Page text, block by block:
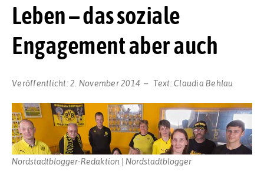
Leben – das soziale
Engagement aber auch
Veröffentlicht:2. November 2014 Text:Claudia Behlau
Nordstadtblogger-Redaktion | Nordstadtblogger